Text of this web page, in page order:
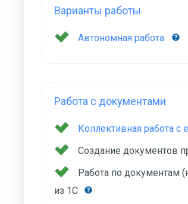
Варианты работы
Автономная работа
Работа с документами
Коллективная работа с
Создание документов
Работа по
из 1С